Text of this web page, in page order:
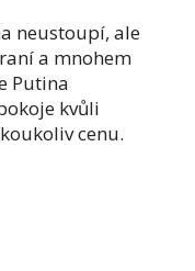
neustoupí, ale
a mnohem
Putina
kvůli
cenu.